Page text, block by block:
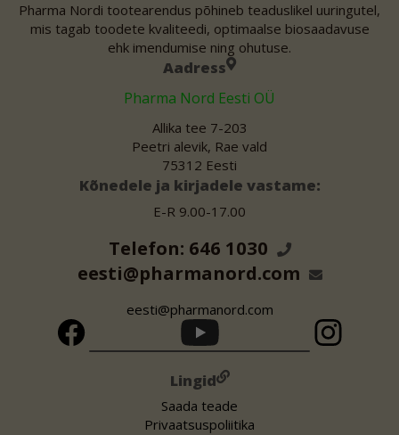
Pharma Nordi tootearendus põhineb teaduslikel uuringutel,
mis tagab toodete kvaliteedi, optimaalse biosaadavuse
ehk imendumise ning ohutuse.
Aadress
Pharma Nord Eesti OÜ
Allika tee 7-203
Peetri alevik, Rae vald
75312 Eesti
Kõnedele ja kirjadele vastame:
E-R 9.00-17.00
Telefon: 646 1030
eesti@pharmanord.com
eesti@pharmanord.com
Lingid
Saada teade
Privaatsuspoliitika